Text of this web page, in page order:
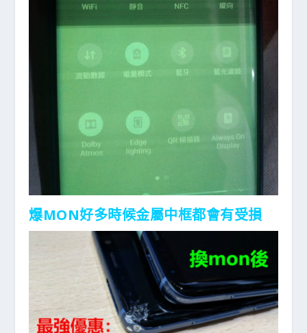
爆MON好多時候金屬中框都會有受損